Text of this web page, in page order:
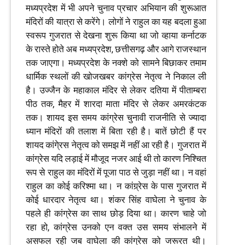
मध्यप्रदेश में भी अपने चुनाव प्रचार अभियान की शुरूआत
मंदिरों की यात्रा से करेंगे। लोगों ने राहुल का यह बदला हुआ
स्वरूप गुजरात से देखना शुरू किया था जो व्हाया कर्नाटक
के रास्ते होते अब मध्यप्रदेश, छत्तीसगढ़ और आगे राजस्थान
तक जाएगा। मध्यप्रदेश के नक्शे को सामने बिछाकर तमाम
धार्मिक स्थलों की खोजखबर कांग्रेस नेतृत्व ने निकाल ली
है। उज्जैन के महाकाल मंदिर से लेकर दतिया में पीताम्बरा
पीठ तक, मैहर में शारदा माता मंदिर से लेकर अमरकंटक
तक। शायद इस समय कांग्रेस चुनावी राजनीति से ज्यादा
ध्यान मंदिरों की तलाश में बिता रही है। बातें छोटी हैं पर
शायद कांगे्रस नेतृत्व को समझ में नहीं आ रही है। गुजरात में
कांग्रेस यदि लड़ाई में मौजूद नजर आई थी तो कारण निश्चित
रूप से राहुल का मंदिरों में पूजा पाठ से जुड़ा नहीं था। न वहां
राहुल का कोई करिश्मा था। न कांग्र्रेस के पास गुजरात में
कोई धारदार नेतृत्व था। शंकर सिंह वाघेला ने चुनाव के
पहले ही कांग्रेस का साथ छोड़ दिया था। कारण चाहे जो
रहा हो, कांग्रेस उनको एन वक्त उस समय संभालने में
असफल रही जब वाघेला की कांग्रेस को जरूरत थी।